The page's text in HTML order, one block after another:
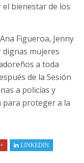
bienestar de los
Figueroa, Jenny
dignas mujeres
a toda
de la Sesión
a policías y
para proteger a la
LINKEDIN